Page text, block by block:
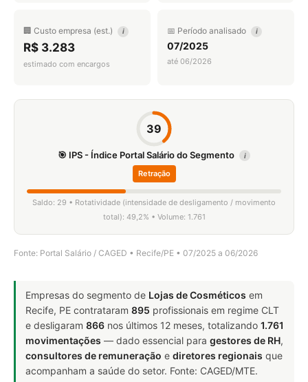
🏢 Custo empresa (est.) i
R$ 3.283
estimado com encargos
📅 Período analisado i
07/2025
até 06/2026
39
🎯 IPS - Índice Portal Salário do Segmento i
Retração
Saldo: 29 • Rotatividade (intensidade de desligamento / movimento
total): 49,2% • Volume: 1.761
Fonte: Portal Salário / CAGED • Recife/PE • 07/2025 a 06/2026
Empresas do segmento de Lojas de Cosméticos em
Recife, PE contrataram 895 profissionais em regime CLT
e desligaram 866 nos últimos 12 meses, totalizando 1.761
movimentações — dado essencial para gestores de RH,
consultores de remuneração e diretores regionais que
acompanham a saúde do setor. Fonte: CAGED/MTE.